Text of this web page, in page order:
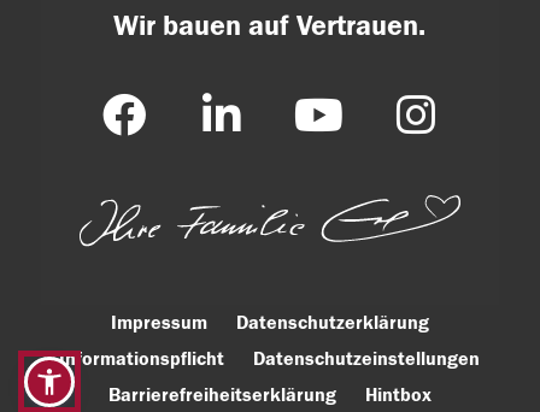
Wir bauen auf Vertrauen.
Impressum
Datenschutzerklärung
Informationspflicht
Datenschutzeinstellungen
Barrierefreiheitserklärung
Hintbox